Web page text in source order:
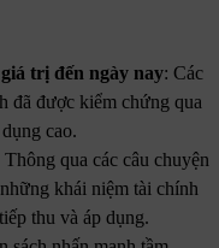
trị đến ngày nay: Các
đã được kiểm chứng qua
cao.
Thông qua các câu chuyện
khái niệm tài chính
thu và áp dụng.